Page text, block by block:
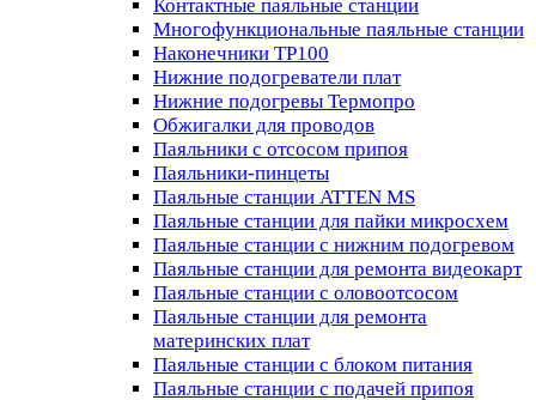
Контактные паяльные станции
Многофункциональные паяльные станции
Наконечники TP100
Нижние подогреватели плат
Нижние подогревы Термопро
Обжигалки для проводов
Паяльники с отсосом припоя
Паяльники-пинцеты
Паяльные станции ATTEN MS
Паяльные станции для пайки микросхем
Паяльные станции с нижним подогревом
Паяльные станции для ремонта видеокарт
Паяльные станции с оловоотсосом
Паяльные станции для ремонта
материнских плат
Паяльные станции с блоком питания
Паяльные станции с подачей припоя